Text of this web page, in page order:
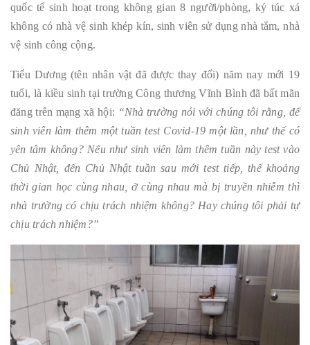
quốc tế sinh hoạt trong không gian 8 người/phòng, ký túc xá
không có nhà vệ sinh khép kín, sinh viên sử dụng nhà tắm, nhà
vệ sinh công cộng.
Tiểu Dương (tên nhân vật đã được thay đổi) năm nay mới 19
tuổi, là kiều sinh tại trường Công thương Vĩnh Bình đã bất mãn
đăng trên mạng xã hội: “Nhà trường nói với chúng tôi rằng, để
sinh viên làm thêm một tuần test Covid-19 một lần, như thế có
yên tâm không? Nếu như sinh viên làm thêm tuần này test vào
Chủ Nhật, đến Chủ Nhật tuần sau mới test tiếp, thế khoảng
thời gian học cùng nhau, ở cùng nhau mà bị truyền nhiễm thì
nhà trường có chịu trách nhiệm không? Hay chúng tôi phải tự
chịu trách nhiệm?”